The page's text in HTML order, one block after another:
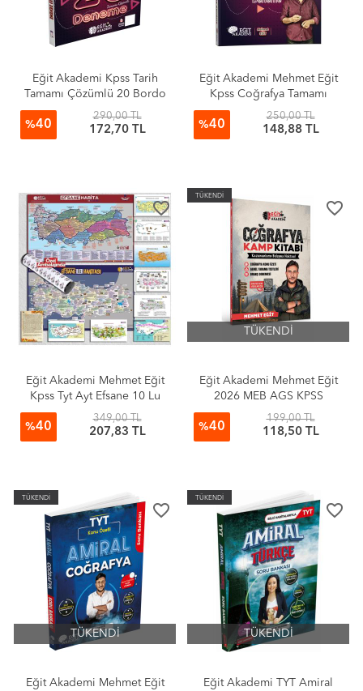
Eğit Akademi Kpss Tarih
Tamamı Çözümlü 20 Bordo
Deneme Sınavı
%40
290,00 TL
172,70 TL
Eğit Akademi Mehmet Eğit
Kpss Coğrafya Tamamı
Çözümlü 23 Bordo Deneme
Sınavı
%40
250,00 TL
148,88 TL
favorite_border
Eğit Akademi Mehmet Eğit
Kpss Tyt Ayt Efsane 10 Lu
Harita Seti
%40
349,00 TL
207,83 TL
TÜKENDİ
favorite_border
TÜKENDİ
Eğit Akademi Mehmet Eğit
2026 MEB AGS KPSS
Coğrafya Kamp Kitabı
%40
199,00 TL
118,50 TL
TÜKENDİ
favorite_border
TÜKENDİ
Eğit Akademi Mehmet Eğit
TÜKENDİ
favorite_border
TÜKENDİ
Eğit Akademi TYT Amiral